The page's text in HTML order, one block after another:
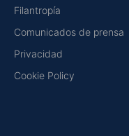
Filantropía
Comunicados de prensa
Privacidad
Cookie Policy